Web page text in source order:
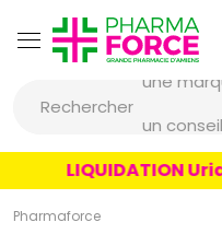
Rechercher
une
un
une
LIQUIDATION
Pharmaforce